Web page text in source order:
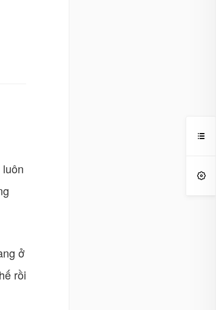
ở
rồi

